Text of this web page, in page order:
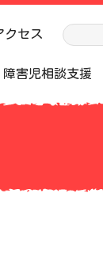
クセス
障害児相談支援